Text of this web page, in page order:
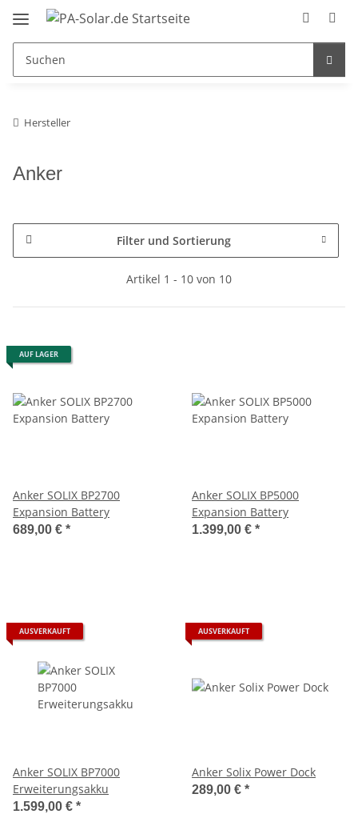
Hersteller
Anker
Filter und Sortierung
Artikel 1 - 10 von 10
AUF LAGER
Anker SOLIX BP2700
Expansion Battery
689,00 € *
Anker SOLIX BP5000
Expansion Battery
1.399,00 € *
AUSVERKAUFT
Anker SOLIX BP7000
Erweiterungsakku
1.599,00 € *
AUSVERKAUFT
Anker Solix Power Dock
289,00 € *